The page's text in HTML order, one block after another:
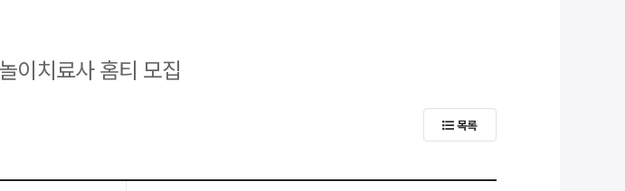
이치료사 홈티 모집
목록